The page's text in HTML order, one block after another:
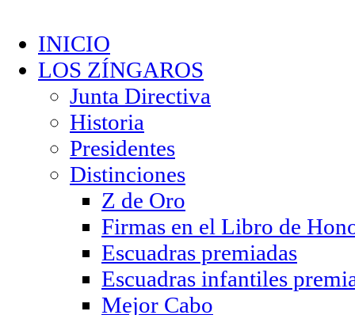
INICIO
LOS ZÍNGAROS
Junta Directiva
Historia
Presidentes
Distinciones
Z de Oro
Firmas en el Libro de
Escuadras premiadas
Escuadras infantiles
Mejor Cabo